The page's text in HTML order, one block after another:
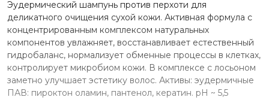
Эудермический шампунь против перхоти для
деликатного очищения сухой кожи. Активная формула с
концентрированным комплексом натуральных
компонентов увлажняет, восстанавливает естественный
гидробаланс, нормализует обменные процессы в клетках,
контролирует микробиом кожи. В комплексе с лосьоном
заметно улучшает эстетику волос. Активы: эудермичные
ПАВ: пироктон оламин, пантенол, кератин. рН ~ 5,5